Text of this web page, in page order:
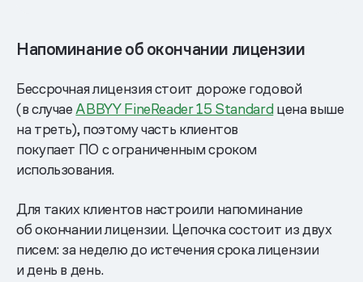
Напоминание об окончании лицензии
Бессрочная лицензия стоит дороже годовой
(в случаеABBYY FineReader 15 Standardцена выше
на треть), поэтому часть клиентов
покупает ПО с ограниченным сроком
использования.
Для таких клиентов настроили напоминание
об окончании лицензии. Цепочка состоит из двух
писем: за неделю до истечения срока лицензии
и день в день.